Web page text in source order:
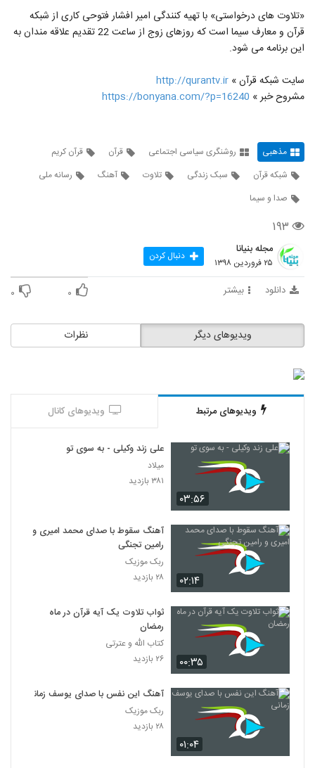
درباره احیای شب نیمه شعبان از زبان استاد
رائفی پور
«تلاوت های درخواستی» با تهیه کنندگی امیر افشار فتوحی کاری از شبکه
قرآن و معارف سیما است که روزهای زوج از ساعت 22 تقدیم علاقه مندان به
این برنامه می شود.
سایت شبکه قرآن » http://qurantv.ir
مشروح خبر » https://bonyana.com/?p=16240
مذهبی روشنگری سیاسی اجتماعی قرآن
قرآن کریم
شبکه قرآن
سبک زندگی تلاوت آهنگ
رسانه ملی
صدا و سیما
۱۹۳
مجله بنیانا
۲۵ فروردین ۱۳۹۸ دنبال کردن
دانلود بیشتر ۰ ۰
نظرات ویدیوهای دیگر
ویدیوهای مرتبط ویدیوهای کانال
۰۳:۵۶
علی زند وکیلی - به سوی تو
میلاد
۳۸۱ بازدید
۰۲:۱۴
آهنگ سقوط با صدای محمد امیری و
رامین تجنگی
ربک موزیک
۲۸ بازدید
۰۰:۳۵
ثواب تلاوت یک آیه قرآن در ماه
رمضان
کتاب الله و عترتی
۲۶ بازدید
۰۱:۰۴
آهنگ این نفس با صدای یوسف زمانی
ربک موزیک
۲۸ بازدید